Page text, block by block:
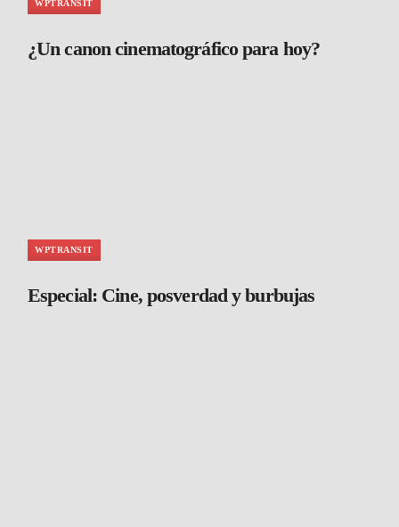
WPTRANSIT
¿Un canon cinematográfico para hoy?
WPTRANSIT
Especial: Cine, posverdad y burbujas